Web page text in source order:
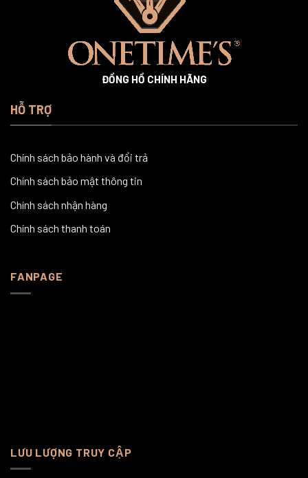
ĐỒNG HỒ CHÍNH HÃNG
HỖ TRỢ
Chính sách bảo hành và đổi trả
Chính sách bảo mật thông tin
Chính sách nhận hàng
Chính sách thanh toán
FANPAGE
LƯU LƯỢNG TRUY CẬP